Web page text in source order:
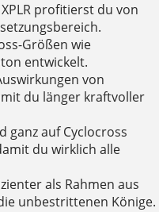
profitierst du von
Größen wie
entwickelt.
von
du länger kraftvoller
ganz auf Cyclocross
du wirklich alle
als Rahmen aus
unbestrittenen Könige.